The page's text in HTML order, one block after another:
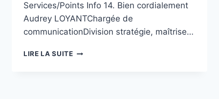
Services/Points Info 14. Bien cordialement
Audrey LOYANTChargée de
communicationDivision stratégie, maîtrise…
LIRE LA SUITECAMPAGNE